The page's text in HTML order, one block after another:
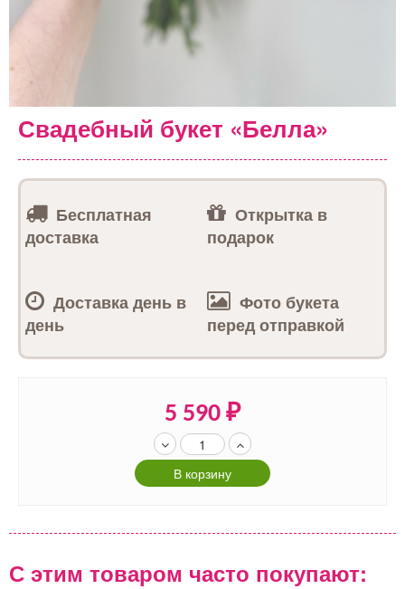
Свадебный букет «Белла»
Бесплатная
доставка
Открытка в
подарок
Доставка день в
день
Фото букета
перед отправкой
5 590 ₽
В корзину
С этим товаром часто покупают: